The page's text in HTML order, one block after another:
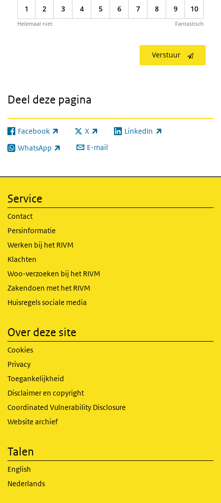
1 2 3 4 5 6 7 8 9 10
Helemaal niet Fantastisch
Verstuur
Deel deze pagina
Facebook
(externe link) X
(externe link) LinkedIn
(externe link)
WhatsApp
(externe link) E-mail
Service
Contact
Persinformatie
Werken bij het RIVM
Klachten
Woo-verzoeken bij het RIVM
Zakendoen met het RIVM
Huisregels sociale media
Over deze site
Cookies
Privacy
Toegankelijkheid
Disclaimer en copyright
Coordinated Vulnerability Disclosure
Website archief
Talen
English
Nederlands